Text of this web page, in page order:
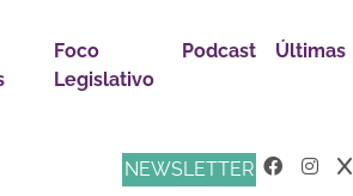
Foco
Legislativo
Podcast Últimas
NEWSLETTER